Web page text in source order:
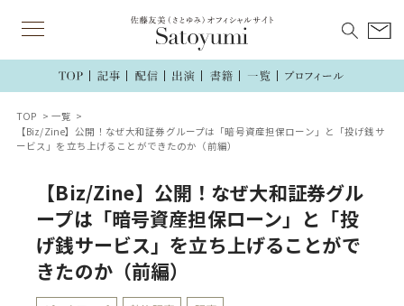
TOP
一覧
【Biz/Zine】公開！なぜ大和証券グループは「暗号資産担保ローン」と「投げ銭サ
ービス」を立ち上げることができたのか（前編）
【Biz/Zine】公開！なぜ大和証券グル
ープは「暗号資産担保ローン」と「投
げ銭サービス」を立ち上げることがで
きたのか（前編）